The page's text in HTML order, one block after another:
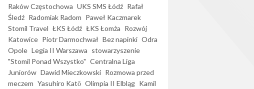
Raków Częstochowa UKS SMS Łódź Rafał
Śledź Radomiak Radom Paweł Kaczmarek
Stomil Travel ŁKS Łódź ŁKS Łomża Rozwój
Katowice Piotr Darmochwał Bez napinki Odra
Opole Legia II Warszawa stowarzyszenie
"Stomil Ponad Wszystko" Centralna Liga
Juniorów Dawid Mieczkowski Rozmowa przed
meczem Yasuhiro Katō Olimpia II Elbląg Kamil